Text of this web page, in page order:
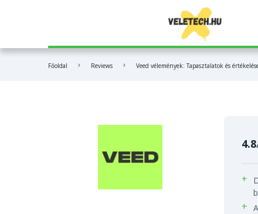
Főoldal Reviews Veed vélemények: Tapasztalatok és
4.8
OpenVPN
Bitpanda vélemények